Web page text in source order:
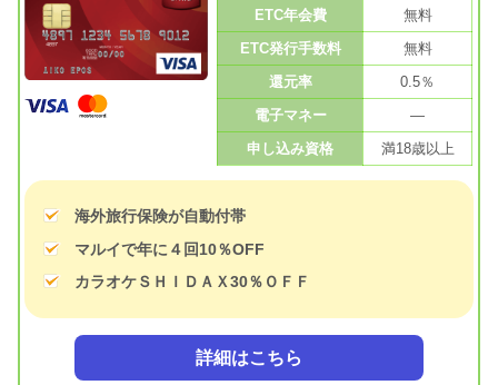
ETC年会費
無料
ETC発行手数料
無料
還元率
0.5％
電子マネー
—
申し込み資格
満18歳以上
海外旅行保険が自動付帯
マルイで年に４回10％OFF
カラオケＳＨＩＤＡＸ30％ＯＦＦ
詳細はこちら